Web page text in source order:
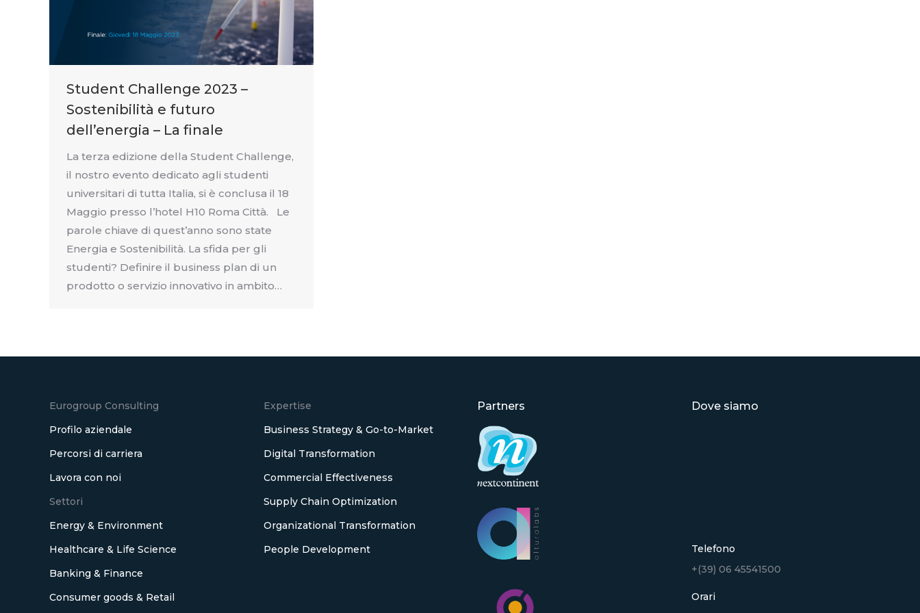
Student Challenge 2023 –
Sostenibilità e futuro
dell’energia – La finale
La terza edizione della Student Challenge,
il nostro evento dedicato agli studenti
universitari di tutta Italia, si è conclusa il 18
Maggio presso l’hotel H10 Roma Città. Le
parole chiave di quest’anno sono state
Energia e Sostenibilità. La sfida per gli
studenti? Definire il business plan di un
prodotto o servizio innovativo in ambito…
Eurogroup Consulting
Profilo aziendale
Percorsi di carriera
Lavora con noi
Settori
Energy & Environment
Healthcare & Life Science
Banking & Finance
Consumer goods & Retail
Expertise
Business Strategy & Go-to-Market
Digital Transformation
Commercial Effectiveness
Supply Chain Optimization
Organizational Transformation
People Development
Partners Dove siamo
Telefono
+(39) 06 45541500
Orari